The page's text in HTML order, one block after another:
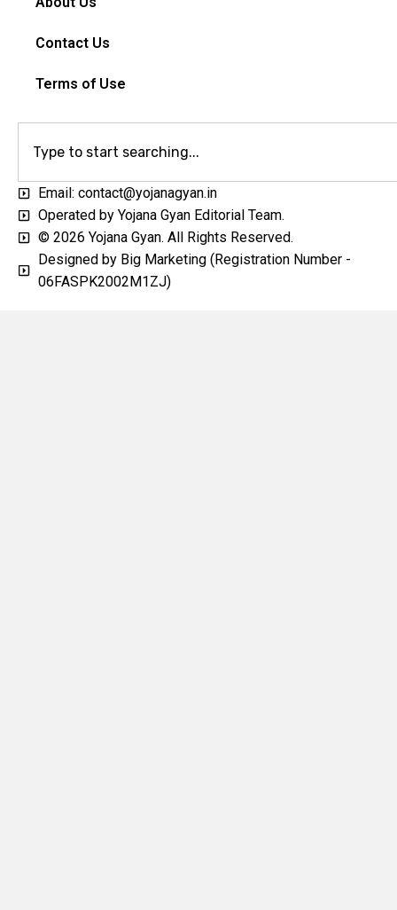
Contact Us
Terms of Use
Email: contact@yojanagyan.in
Operated by Yojana Gyan Editorial Team.
© 2026 Yojana Gyan. All Rights Reserved.
Designed by Big Marketing (Registration Number -
06FASPK2002M1ZJ)